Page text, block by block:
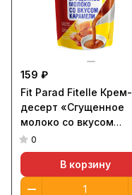
159 ₽
Fit Parad Fitelle Крем-
десерт «Сгущенное
молоко со вкусом
карамели» 100гр
0
В корзину